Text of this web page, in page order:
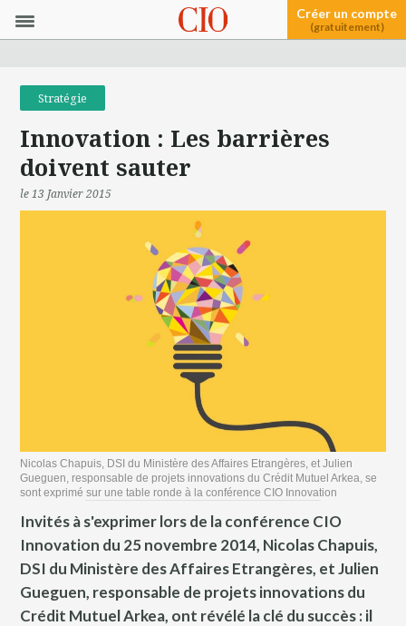
Créer un compte
(gratuitement)
Stratégie
Innovation : Les barrières
doivent sauter
le 13 Janvier 2015
Nicolas Chapuis, DSI du Ministère des Affaires Etrangères, et Julien
Gueguen, responsable de projets innovations du Crédit Mutuel Arkea, se
sont exprimé sur une table ronde à la conférence CIO Innovation
Invités à s'exprimer lors de la conférence CIO
Innovation du 25 novembre 2014, Nicolas Chapuis,
DSI du Ministère des Affaires Etrangères, et Julien
Gueguen, responsable de projets innovations du
Crédit Mutuel Arkea, ont révélé la clé du succès : il